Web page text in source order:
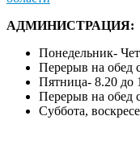
АДМИНИСТРАЦИЯ:
Понедельник-
Перерыв на обед
Пятница- 8.20 до
Перерыв на обед
Суббота,